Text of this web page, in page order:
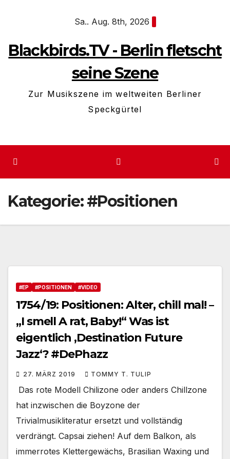
Sa.. Aug. 8th, 2026
Blackbirds.TV - Berlin fletscht
seine Szene
Zur Musikszene im weltweiten Berliner
Speckgürtel
Kategorie:#Positionen
#EP #POSITIONEN #VIDEO
1754/19: Positionen: Alter, chill mal! –
„I smell A rat, Baby!“ Was ist
eigentlich ‚Destination Future
Jazz‘? #DePhazz
27. MÄRZ 2019 TOMMY T. TULIP
Das rote Modell Chilizone oder anders Chillzone
hat inzwischen die Boyzone der
Trivialmusikliteratur ersetzt und vollständig
verdrängt. Capsai ziehen! Auf dem Balkon, als
immerrotes Klettergewächs, Brasilian Waxing und